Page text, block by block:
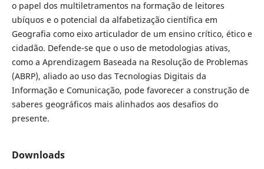
o papel dos multiletramentos na formação de leitores
ubíquos e o potencial da alfabetização científica em
Geografia como eixo articulador de um ensino crítico, ético e
cidadão. Defende-se que o uso de metodologias ativas,
como a Aprendizagem Baseada na Resolução de Problemas
(ABRP), aliado ao uso das Tecnologias Digitais da
Informação e Comunicação, pode favorecer a construção de
saberes geográficos mais alinhados aos desafios do
presente.
Downloads